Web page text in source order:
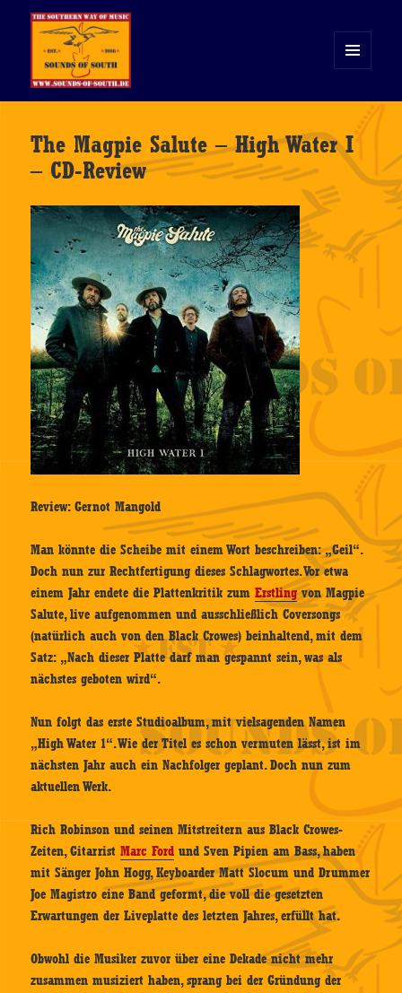
WIDGETS
The Magpie Salute – High Water I
– CD-Review
Review: Gernot Mangold
Man könnte die Scheibe mit einem Wort beschreiben: „Geil“.
Doch nun zur Rechtfertigung dieses Schlagwortes. Vor etwa
einem Jahr endete die Plattenkritik zumErstlingvon Magpie
Salute, live aufgenommen und ausschließlich Coversongs
(natürlich auch von den Black Crowes) beinhaltend, mit dem
Satz: „Nach dieser Platte darf man gespannt sein, was als
nächstes geboten wird“.
Nun folgt das erste Studioalbum, mit vielsagenden Namen
„High Water 1“. Wie der Titel es schon vermuten lässt, ist im
nächsten Jahr auch ein Nachfolger geplant. Doch nun zum
aktuellen Werk.
Rich Robinson und seinen Mitstreitern aus Black Crowes-
Zeiten, GitarristMarc Ford und Sven Pipien am Bass, haben
mit Sänger John Hogg, Keyboarder Matt Slocum und Drummer
Joe Magistro eine Band geformt, die voll die gesetzten
Erwartungen der Liveplatte des letzten Jahres, erfüllt hat.
Obwohl die Musiker zuvor über eine Dekade nicht mehr
zusammen musiziert haben, sprang bei der Gründung der